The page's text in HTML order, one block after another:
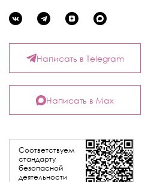
Соответствуем
стандарту
безопасной
деятельности
Написать в Telegram
Написать в Max